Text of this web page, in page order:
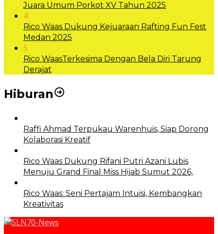
Juara Umum Porkot XV Tahun 2025
4
Rico Waas Dukung Kejuaraan Rafting Fun Fest
Medan 2025
5
Rico WaasTerkesima Dengan Bela Diri Tarung
Derajat
Hiburan
Raffi Ahmad Terpukau Warenhuis, Siap Dorong
Kolaborasi Kreatif
Rico Waas Dukung Rifani Putri Azani Lubis
Menuju Grand Final Miss Hijab Sumut 2026,
Rico Waas: Seni Pertajam Intuisi, Kembangkan
Kreativitas